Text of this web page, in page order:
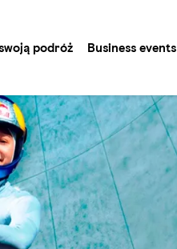
podróż Business events